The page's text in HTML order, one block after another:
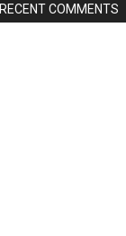
RECENT COMMENTS